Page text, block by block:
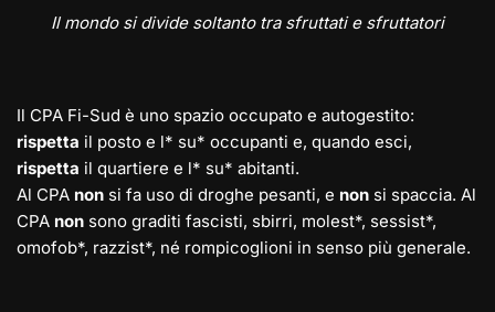
Il mondo si divide soltanto tra sfruttati e sfruttatori
Il CPA Fi-Sud è uno spazio occupato e autogestito:
rispetta il posto e l* su* occupanti e, quando esci,
rispetta il quartiere e l* su* abitanti.
Al CPA non si fa uso di droghe pesanti, e non si spaccia. Al
CPA non sono graditi fascisti, sbirri, molest*, sessist*,
omofob*, razzist*, né rompicoglioni in senso più generale.